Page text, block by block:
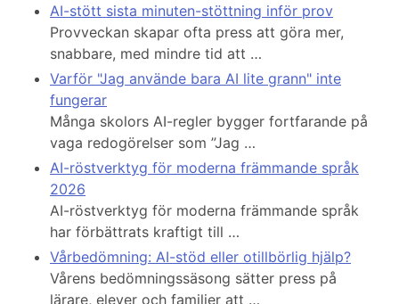
AI-stött sista minuten-stöttning inför prov
Provveckan skapar ofta press att göra mer,
snabbare, med mindre tid att …
Varför "Jag använde bara AI lite grann" inte
fungerar
Många skolors AI-regler bygger fortfarande på
vaga redogörelser som ”Jag …
AI-röstverktyg för moderna främmande språk
2026
AI-röstverktyg för moderna främmande språk
har förbättrats kraftigt till …
Vårbedömning: AI-stöd eller otillbörlig hjälp?
Vårens bedömningssäsong sätter press på
lärare, elever och familjer att …